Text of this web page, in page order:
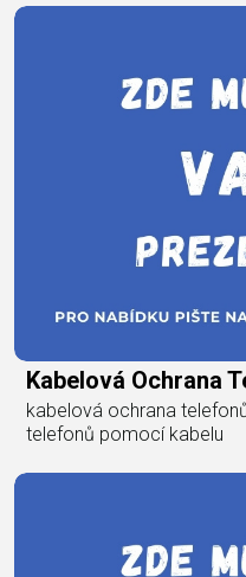
Kabelová Ochrana
kabelová ochrana
telefonů pomocí kabelu